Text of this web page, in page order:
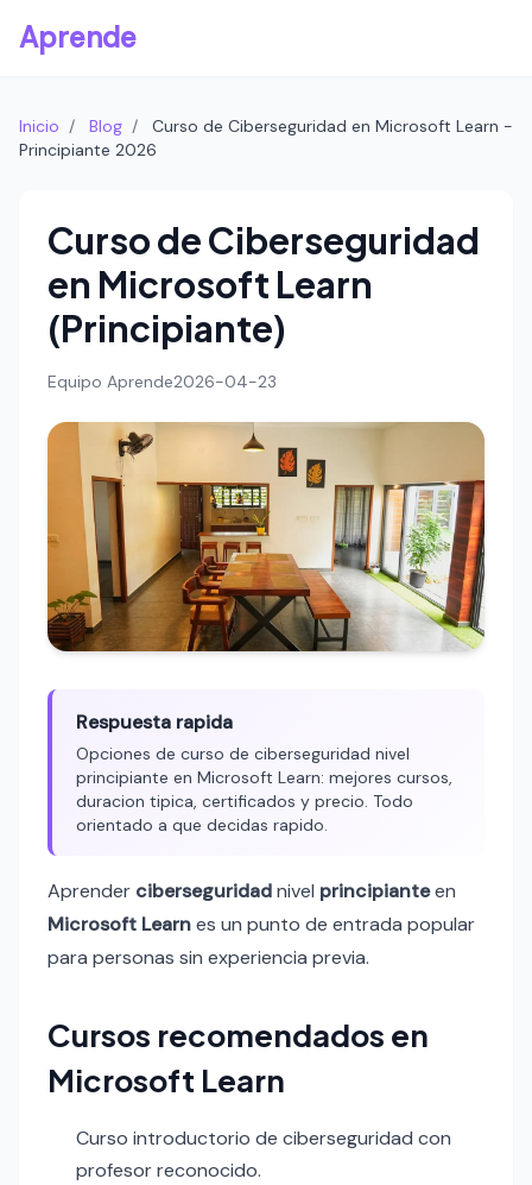
Aprende
Inicio / Blog /
Curso de Ciberseguridad en Microsoft Learn -
Principiante 2026
Curso de Ciberseguridad
en Microsoft Learn
(Principiante)
Equipo Aprende2026-04-23
Respuesta rapida
Opciones de curso de ciberseguridad nivel
principiante en Microsoft Learn: mejores cursos,
duracion tipica, certificados y precio. Todo
orientado a que decidas rapido.
Aprender ciberseguridadnivel principianteen
Microsoft Learnes un punto de entrada popular
para personas sin experiencia previa.
Cursos recomendados en
Microsoft Learn
Curso introductorio de ciberseguridad con
profesor reconocido.